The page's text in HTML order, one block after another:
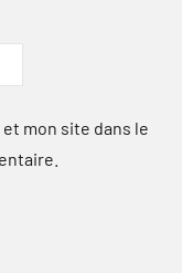
mon site dans le